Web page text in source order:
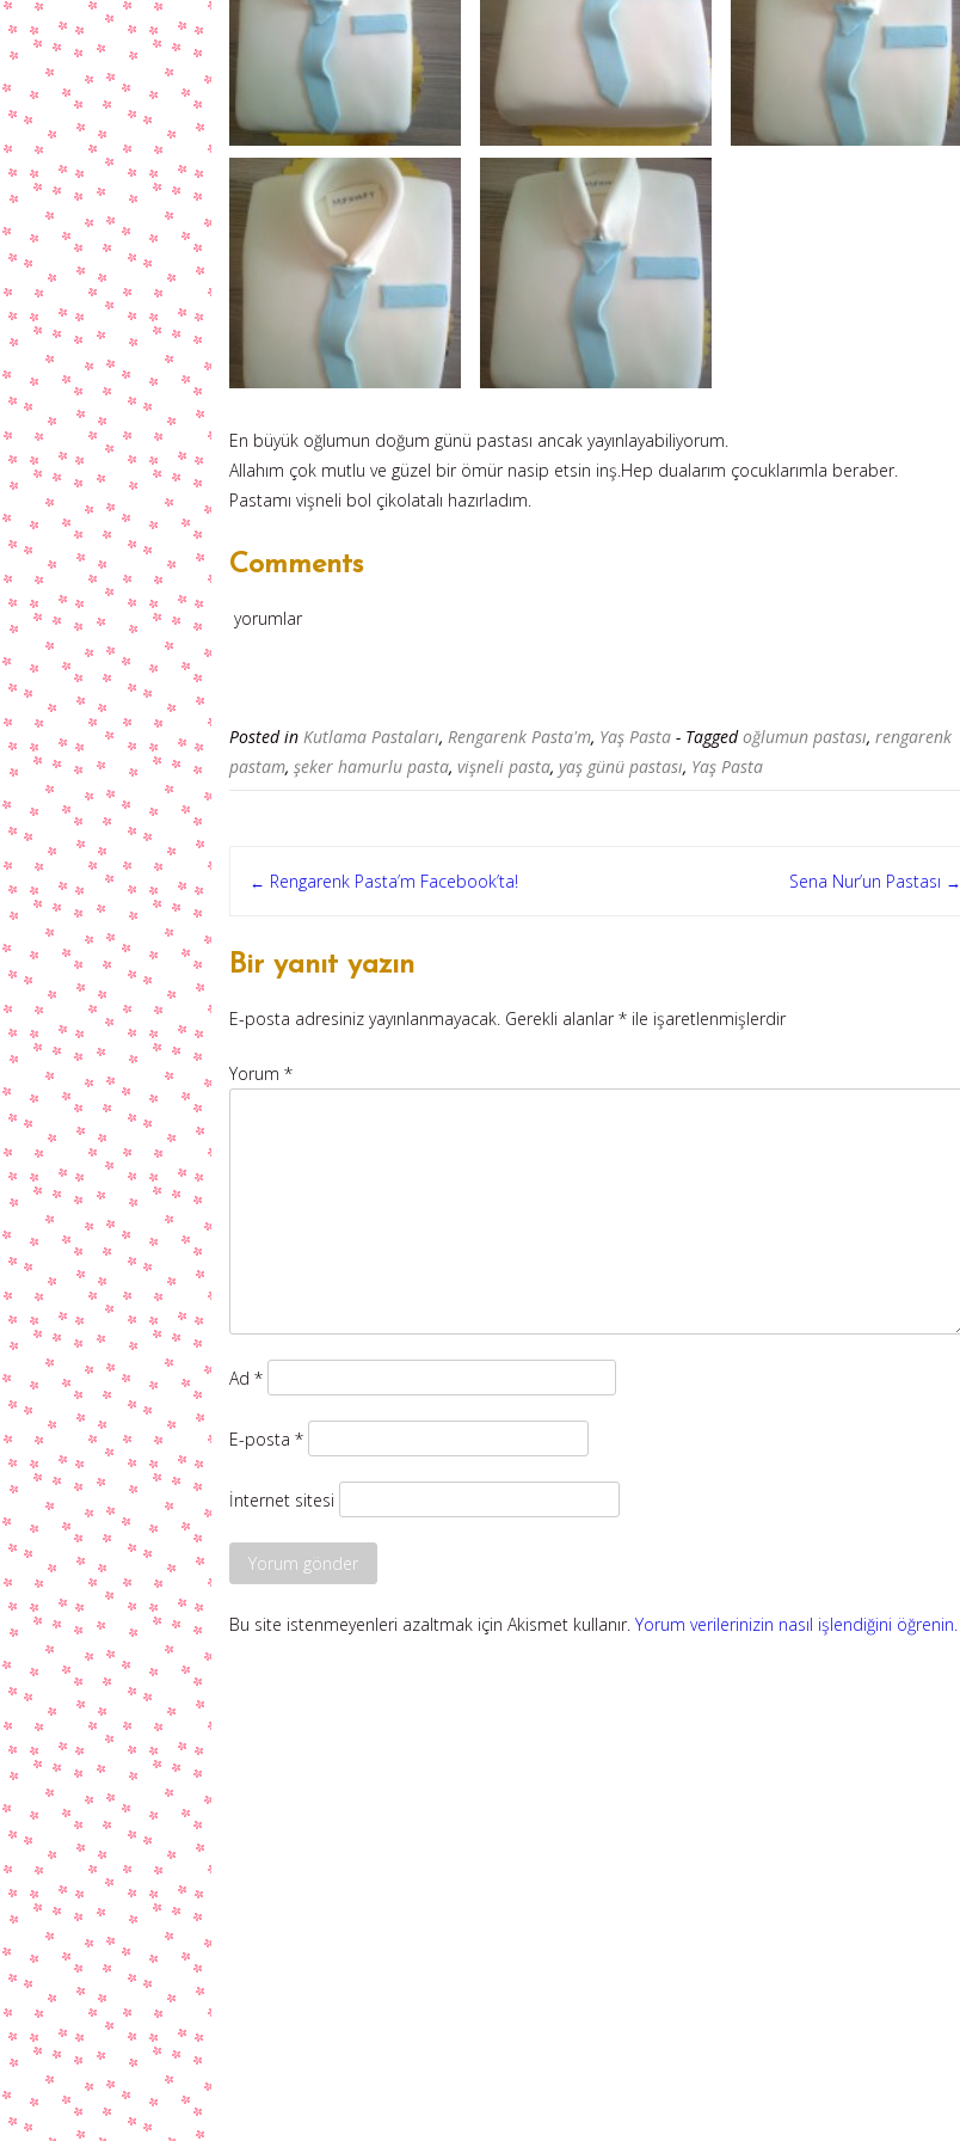
En büyük oğlumun doğum günü pastası ancak yayınlayabiliyorum.
Allahım çok mutlu ve güzel bir ömür nasip etsin inş.Hep dualarım çocuklarımla beraber.
Pastamı vişneli bol çikolatalı hazırladım.
Comments
yorumlar
Posted in Kutlama Pastaları, Rengarenk Pasta'm, Yaş Pasta - Taggedoğlumun pastası, rengarenk
pastam, şeker hamurlu pasta, vişneli pasta, yaş günü pastası, Yaş Pasta
Post
navigation
← Rengarenk Pasta’m Facebook’ta! Sena Nur’un Pastası →
Bir yanıt yazın
E-posta adresiniz yayınlanmayacak. Gerekli alanlar* ile işaretlenmişlerdir
Yorum *
Ad *
E-posta *
İnternet sitesi
Bu site istenmeyenleri azaltmak için Akismet kullanır. Yorum verilerinizin nasıl işlendiğini öğrenin.